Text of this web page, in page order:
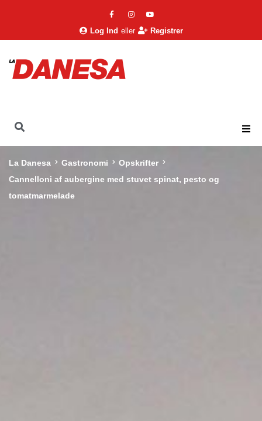
Log Ind eller Registrer
La Danesa Gastronomi
Opskrifter
Cannelloni af aubergine med stuvet spinat, pesto og
tomatmarmelade